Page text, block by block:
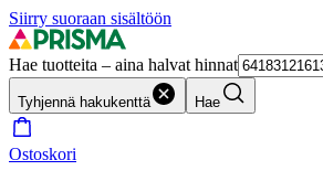
Siirry suoraan sisältöön
Hae tuotteita – aina halvat hinnat
Tyhjennä hakukenttä Hae
Ostoskori